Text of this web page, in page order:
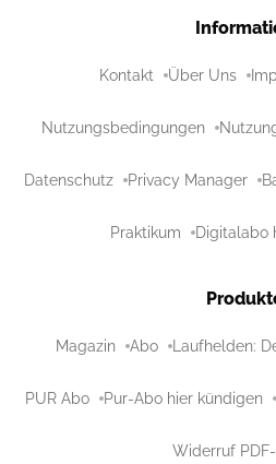
Kontakt Über Uns
Nutzungsbedingungen
Datenschutz Privacy Manager
Praktikum Digitalabo
Magazin Abo Laufhelden:
PUR Abo Pur-Abo hier kündigen
Widerruf